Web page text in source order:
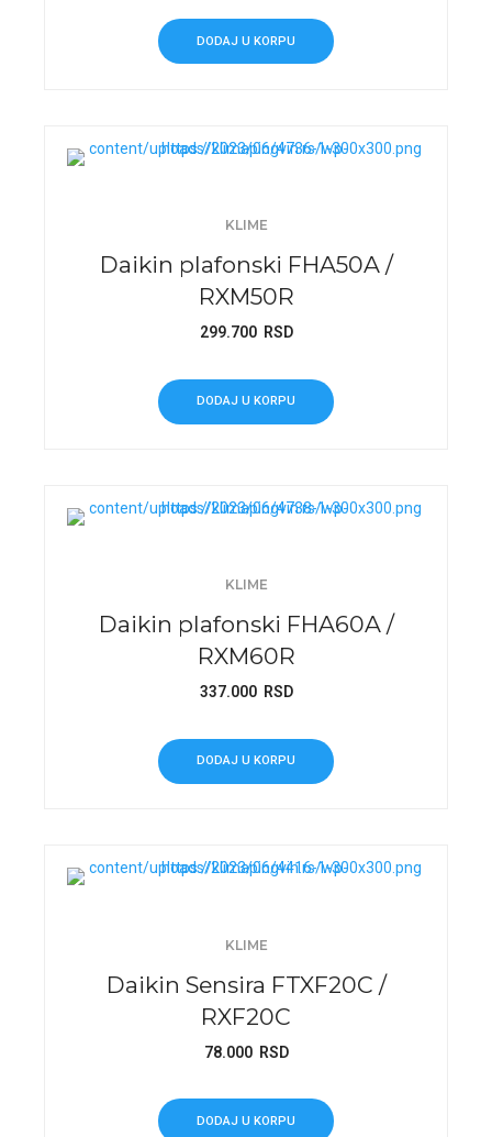
DODAJ U KORPU
KLIME
Daikin plafonski FHA50A /
RXM50R
299.700 RSD
DODAJ U KORPU
KLIME
Daikin plafonski FHA60A /
RXM60R
337.000 RSD
DODAJ U KORPU
KLIME
Daikin Sensira FTXF20C /
RXF20C
78.000 RSD
DODAJ U KORPU